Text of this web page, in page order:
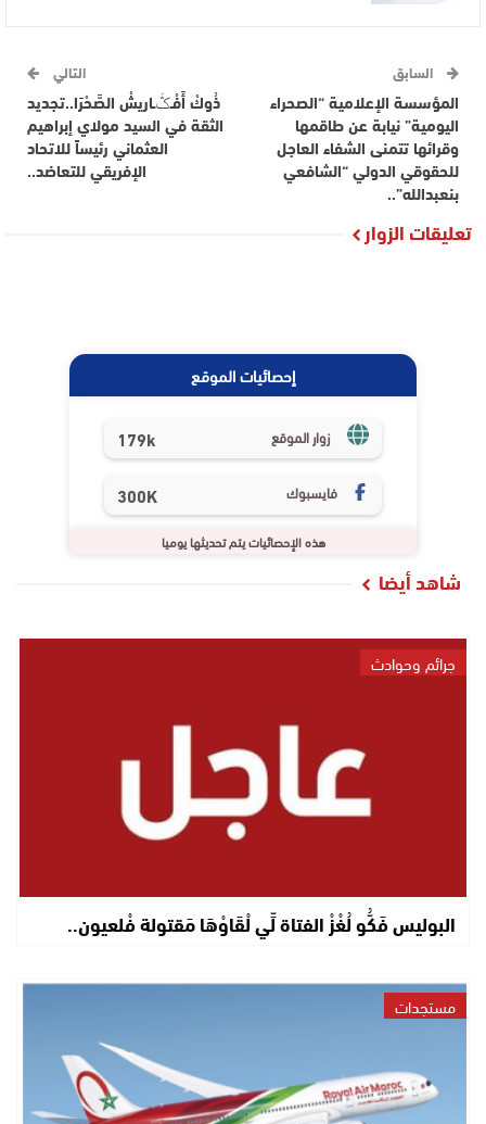
السابق
المؤسسة الإعلامية “الصحراء
اليومية” نيابة عن طاقمها
وقرائها تتمنى الشفاء العاجل
للحقوقي الدولي “الشافعي
بنعبدالله”..
التالي
ذُوكْ أَفْـݣَـاريشْ الصَّحْرَا..تجديد
الثقة في السيد مولاي إبراهيم
العثماني رئيساً للاتحاد
الإفريقي للتعاضد..
تعليقات الزوار
إحصائيات الموقع
زوار الموقع 179k
فايسبوك 300K
هذه الإحصائيات يتم تحديثها يوميا
شاهد أيضا
جرائم وحوادث
البوليس فَكُّو لُغْزْ الفتاة لِّي لْقَاوْهَا مَقتولة فْلعيون..
مستجدات